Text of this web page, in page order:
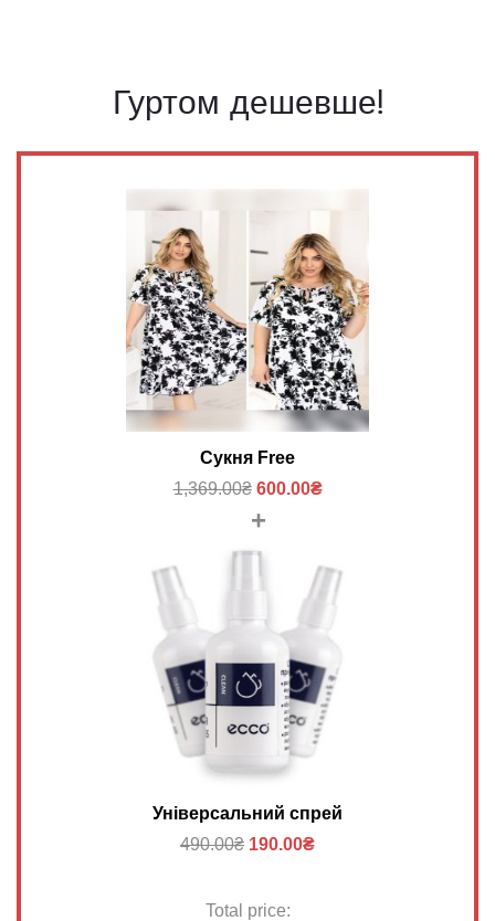
Гуртом дешевше!
Сукня Free
1,369.00₴ 600.00₴
+
Універсальний спрей
490.00₴ 190.00₴
Total price: